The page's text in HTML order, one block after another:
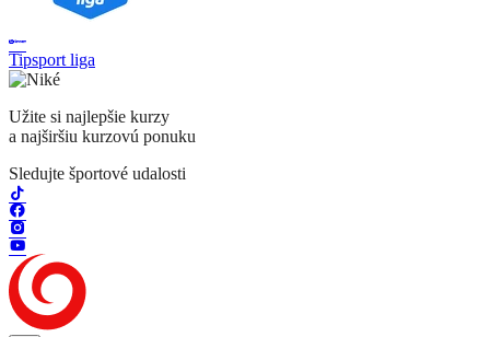
Tipsport liga
Užite si najlepšie kurzy
a najširšiu kurzovú ponuku
Sledujte športové udalosti